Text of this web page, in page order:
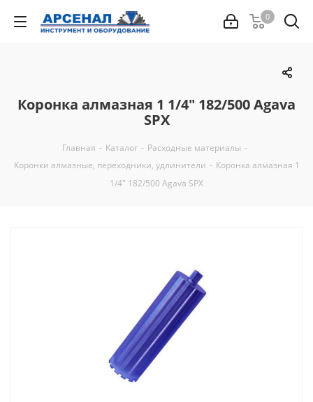
0
Коронка алмазная 1 1/4" 182/500 Agava
SPX
Главная - Каталог - Расходные материалы -
Коронки алмазные, переходники, удлинители - Коронка алмазная 1
1/4" 182/500 Agava SPX